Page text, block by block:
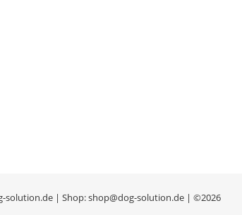
solution.de | Shop: shop@dog-solution.de | ©2026